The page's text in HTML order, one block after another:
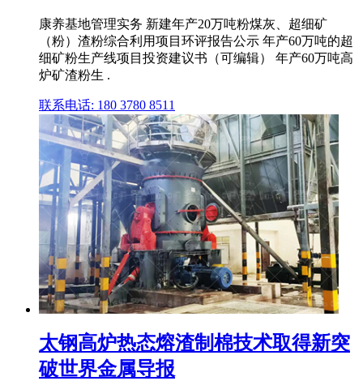
康养基地管理实务 新建年产20万吨粉煤灰、超细矿
（粉）渣粉综合利用项目环评报告公示 年产60万吨的超
细矿粉生产线项目投资建议书（可编辑） 年产60万吨高
炉矿渣粉生 .
联系电话: 180 3780 8511
太钢高炉热态熔渣制棉技术取得新突
破世界金属导报